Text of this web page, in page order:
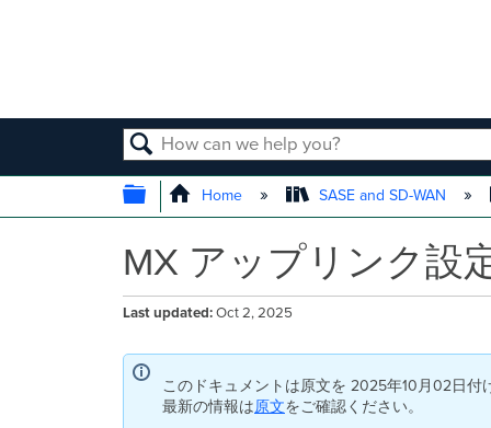
SEARCH
EXPAND/COLLAPSE
Home SASE and SD-WAN
MX アップリンク設
Last updated Oct 2, 2025
このドキュメントは原文を 2025年10月02日付
最新の情報は原文をご確認ください。